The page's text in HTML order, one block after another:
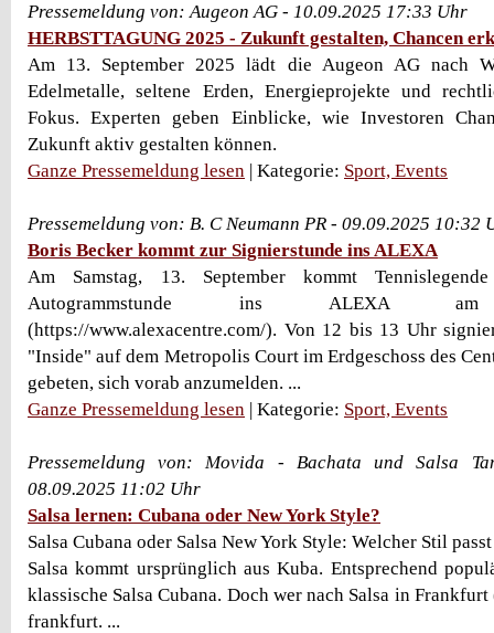
Pressemeldung von: Augeon AG - 10.09.2025 17:33 Uhr
HERBSTTAGUNG 2025 - Zukunft gestalten, Chancen
Am 13. September 2025 lädt die Augeon AG nach
Edelmetalle, seltene Erden, Energieprojekte und
Fokus. Experten geben Einblicke, wie Investoren
Zukunft aktiv gestalten können.
Ganze Pressemeldung lesen | Kategorie: Sport, Events
Pressemeldung von: B. C Neumann PR - 09.09.2025 10:32
Boris Becker kommt zur Signierstunde ins ALEXA
Am Samstag, 13. September kommt
Autogrammstunde ins ALEXA am
(https://www.alexacentre.com/). Von 12 bis 13 Uhr
"Inside" auf dem Metropolis Court im Erdgeschoss des
gebeten, sich vorab anzumelden. ...
Ganze Pressemeldung lesen | Kategorie: Sport, Events
Pressemeldung von: Movida - Bachata und Salsa
08.09.2025 11:02 Uhr
Salsa lernen: Cubana oder New York Style?
Salsa Cubana oder Salsa New York Style: Welcher Stil
Salsa kommt ursprünglich aus Kuba. Entsprechend
klassische Salsa Cubana. Doch wer nach Salsa in
frankfurt. ...